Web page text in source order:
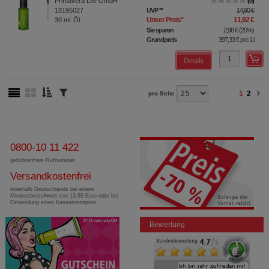
18195027
30 ml Öl
UVP** 14,90 €
Unser Preis* 11,92 €
Sie sparen 2,98 €(20%)
Grundpreis
397,33 €pro 1 l
Details
pro Seite 1 2
0800-10 11 422
gebührenfreie Rufnummer
Versandkostenfrei
innerhalb Deutschlands bei einem
Mindestbestellwert von 13,99 Euro oder bei
Einsendung eines Kassenrezeptes
Bewertung